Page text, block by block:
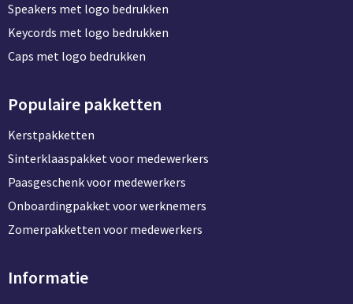
Speakers met logo bedrukken
Keycords met logo bedrukken
Caps met logo bedrukken
Populaire pakketten
Kerstpakketten
Sinterklaaspakket voor medewerkers
Paasgeschenk voor medewerkers
Onboardingpakket voor werknemers
Zomerpakketten voor medewerkers
Informatie